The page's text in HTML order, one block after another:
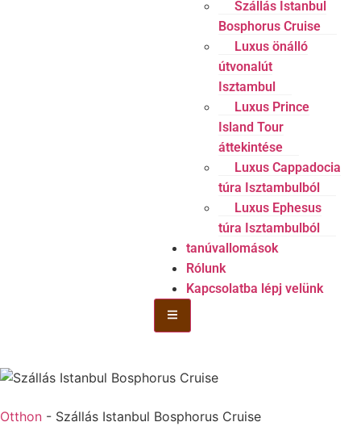
Szállás Istanbul
Bosphorus Cruise
Luxus önálló
útvonalút
Isztambul
Luxus Prince
Island Tour
áttekintése
Luxus Cappadocia
túra Isztambulból
Luxus Ephesus
túra Isztambulból
tanúvallomások
Rólunk
Kapcsolatba lépj velünk
Hamburger Toggle menü
Otthon - Szállás Istanbul Bosphorus Cruise